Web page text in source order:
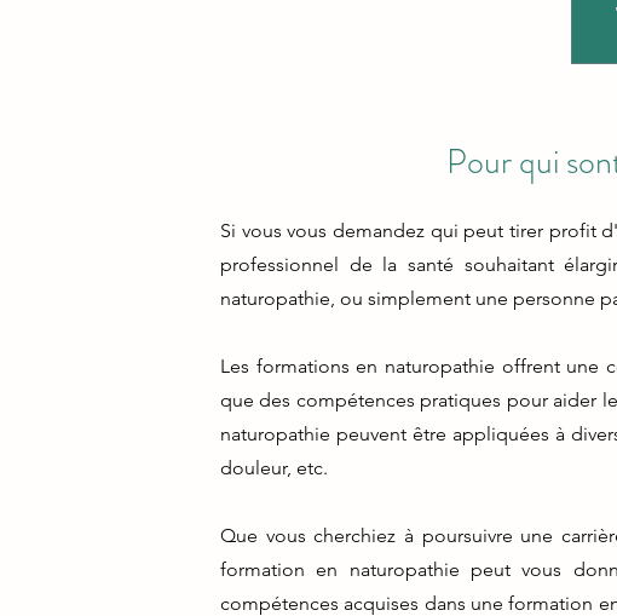
Pour qui
Si vous vous demandez qui peut tirer profit
professionnel de la santé souhaitant
naturopathie, ou simplement une personne
Les formations en naturopathie offrent une
que des compétences pratiques pour aider
naturopathie peuvent être appliquées à
douleur, etc.
Que vous cherchiez à poursuivre une
formation en naturopathie peut vous
compétences acquises dans une formation